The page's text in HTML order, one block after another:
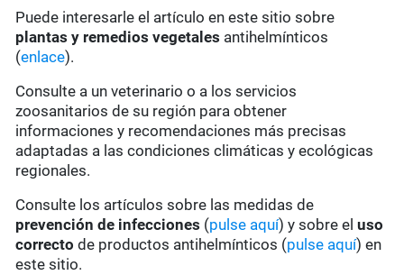
Puede interesarle el artículo en este sitio sobre
plantas y remedios vegetales antihelmínticos
(enlace).
Consulte a un veterinario o a los servicios
zoosanitarios de su región para obtener
informaciones y recomendaciones más precisas
adaptadas a las condiciones climáticas y ecológicas
regionales.
Consulte los artículos sobre las medidas de
prevención de infecciones (pulse aquí) y sobre eluso
correcto de productos antihelmínticos (pulse aquí) en
este sitio.